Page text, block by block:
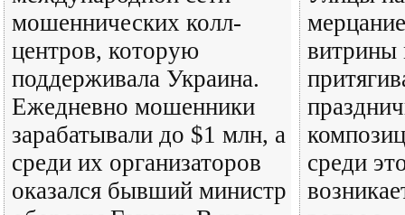
мошеннических колл-
центров, которую
поддерживала Украина.
Ежедневно мошенники
зарабатывали до $1 млн, а
среди их организаторов
оказался бывший министр
витрины
среди